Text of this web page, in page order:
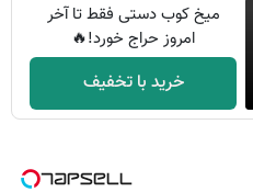
میخ کوب دستی فقط تا آخر
امروز حراج خورد!🔥
خرید با تخفیف